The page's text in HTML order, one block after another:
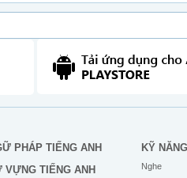
PHÁP TIẾNG ANH
VỰNG TIẾNG ANH
KỸ NĂNG
Nghe